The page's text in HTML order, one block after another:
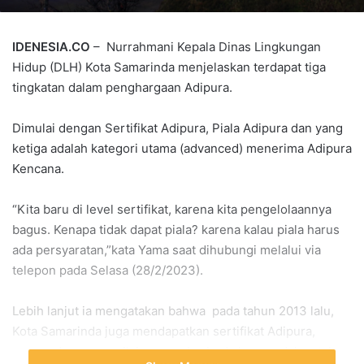
IDENESIA.CO – Nurrahmani Kepala Dinas Lingkungan
Hidup (DLH) Kota Samarinda menjelaskan terdapat tiga
tingkatan dalam penghargaan Adipura.
Dimulai dengan Sertifikat Adipura, Piala Adipura dan yang
ketiga adalah kategori utama (advanced) menerima Adipura
Kencana.
“Kita baru di level sertifikat, karena kita pengelolaannya
bagus. Kenapa tidak dapat piala? karena kalau piala harus
ada persyaratan,”kata Yama saat dihubungi melalui via
telepon pada Selasa (28/2/2023).
Lebih lanjut ia mengatakan bahwa pada tahun 2013 lalu,
Kota Samarinda juga mendapatkan sertifikat Adipura,
namun dengan penilaian yang berbeda karena dalam tahun